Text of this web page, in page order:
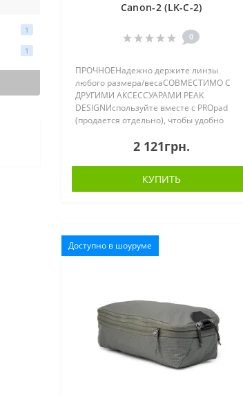
1
1
Canon-2 (LK-C-2)
0
ПРОЧНОЕНадежно держите линзы
любого размера/весаСОВМЕСТИМО С
ДРУГИМИ АКСЕССУАРАМИ PEAK
DESIGNИспользуйте вместе с PROpad
(продается отдельно), чтобы удобно
НАПРАВЛЕНИЯСвободно вращается для
быстрой смены линз, но фик..
2 121грн.
КУПИТЬ
Доступно в шоуруме